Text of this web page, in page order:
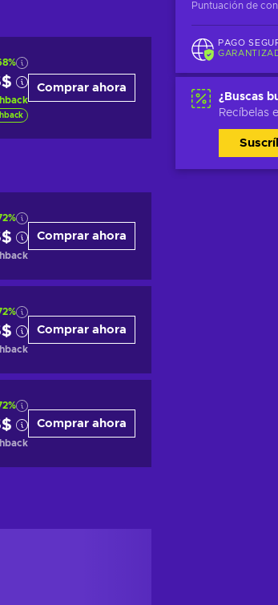
Puntuación de
PAGO
¿Buscas
Recíbelas
Comprar ahora
Comprar ahora
Comprar ahora
Comprar ahora